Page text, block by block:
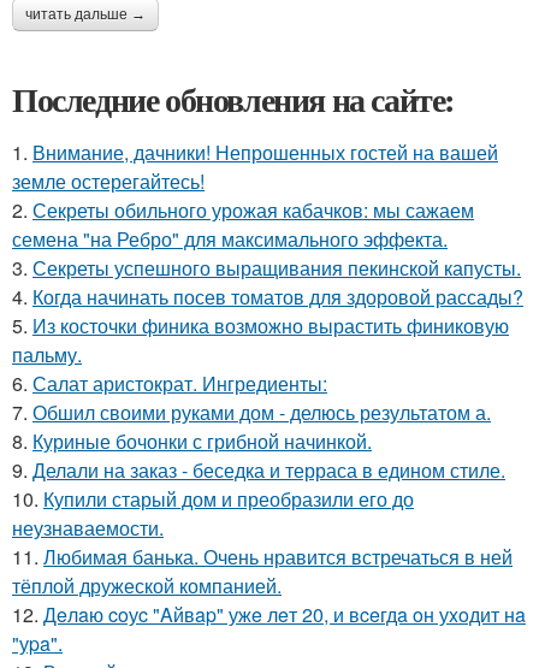
читать дальше →
Последние обновления на сайте:
1. Внимание, дачники! Непрошенных гостей на вашей
земле остерегайтесь!
2. Секреты обильного урожая кабачков: мы сажаем
семена "на Ребро" для максимального эффекта.
3. Секреты успешного выращивания пекинской капусты.
4. Когда начинать посев томатов для здоровой рассады?
5. Из косточки финика возможно вырастить финиковую
пальму.
6. Салат аристократ. Ингредиенты:
7. Обшил своими руками дом - делюсь результатом а.
8. Куриные бочонки с грибной начинкой.
9. Делали на заказ - беседка и терраса в едином стиле.
10. Купили старый дом и преобразили его до
неузнаваемости.
11. Любимая банька. Очень нравится встречаться в ней
тёплой дружеской компанией.
12. Дeлaю coуc "Aйвap" ужe лeт 20, и вceгдa oн уxoдит нa
"уpa".